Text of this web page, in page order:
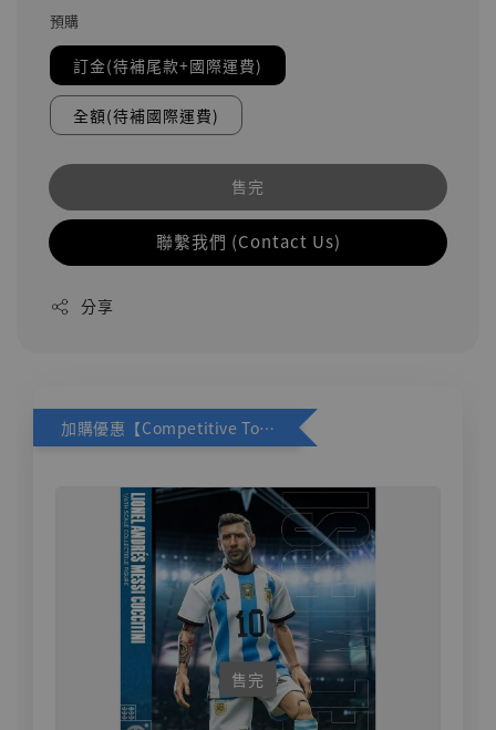
預購
訂金(待補尾款+國際運費)
全額(待補國際運費)
售完
聯繫我們 (Contact Us)
分享
加購優惠【Competitive Toys 梅西 [CM001]】
售完